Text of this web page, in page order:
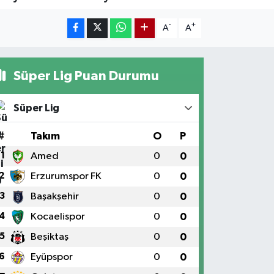
A- A+
Süper Lig Puan Durumu
Süper Lig
Takım O P
1 Amed 0 0
Erzurumspor FK 0 0
3 Başakşehir 0 0
Kocaelispor 0 0
5 Beşiktaş 0 0
Eyüpspor 0 0